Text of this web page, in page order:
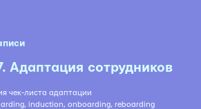
Адаптация сотрудников
чек-листа адаптации
induction, onboarding, reboarding